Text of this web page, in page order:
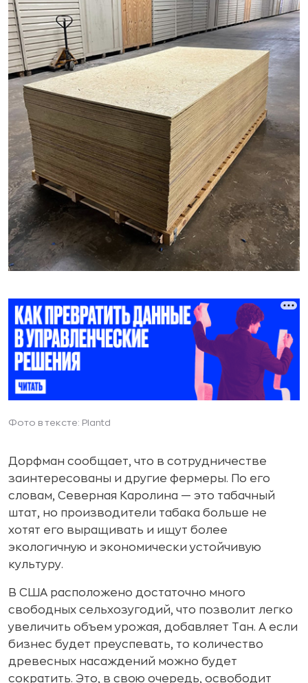
Фото в тексте: Plantd
Дорфман сообщает, что в сотрудничестве
заинтересованы и другие фермеры. По его
словам, Северная Каролина — это табачный
штат, но производители табака больше не
хотят его выращивать и ищут более
экологичную и экономически устойчивую
культуру.
В США расположено достаточно много
свободных сельхозугодий, что позволит легко
увеличить объем урожая, добавляет Тан. А если
бизнес будет преуспевать, то количество
древесных насаждений можно будет
сократить. Это, в свою очередь, освободит